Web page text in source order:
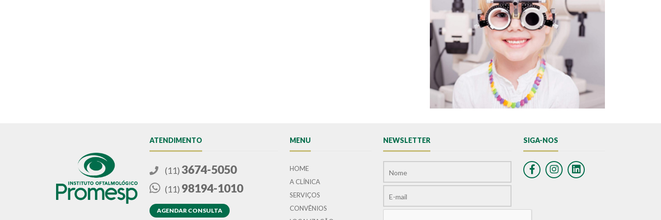
ATENDIMENTO
(11) 3674-5050
(11) 98194-1010
AGENDAR CONSULTA
MENU
HOME
A CLÍNICA
SERVIÇOS
CONVÊNIOS
NEWSLETTER SIGA-NOS